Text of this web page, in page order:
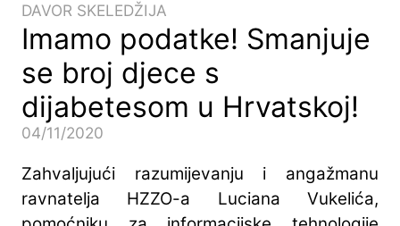
DAVOR SKELEDŽIJA
Imamo podatke! Smanjuje
se broj djece s
dijabetesom u Hrvatskoj!
04/11/2020
Zahvaljujući razumijevanju i angažmanu
ravnatelja HZZO-a Luciana Vukelića,